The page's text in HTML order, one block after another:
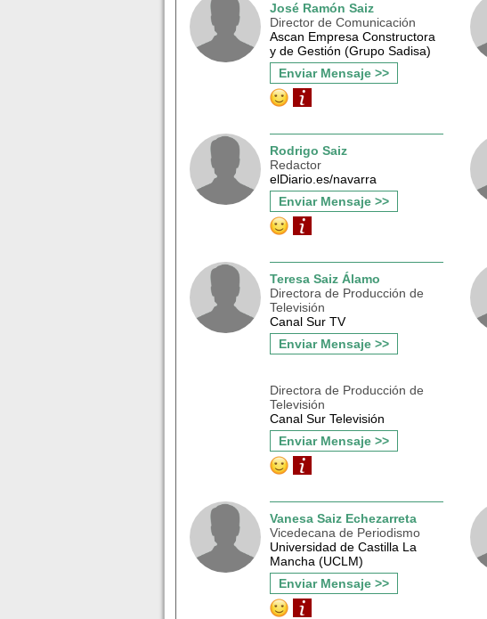
José Ramón Saiz
Director de Comunicación
Ascan Empresa Constructora
y de Gestión (Grupo Sadisa)
Enviar Mensaje >>
Rodrigo Saiz
Redactor
elDiario.es/navarra
Enviar Mensaje >>
Teresa Saiz Álamo
Directora de Producción de
Televisión
Canal Sur TV
Enviar Mensaje >>
Directora de Producción de
Televisión
Canal Sur Televisión
Enviar Mensaje >>
Vanesa Saiz Echezarreta
Vicedecana de Periodismo
Universidad de Castilla La
Mancha (UCLM)
Enviar Mensaje >>